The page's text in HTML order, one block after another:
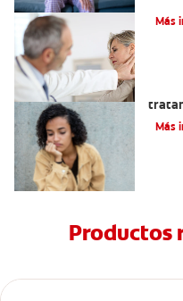
Más
Más
Productos